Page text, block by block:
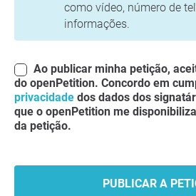
como vídeo, número de
informações.
Ao publicar minha petição,
do openPetition. Concordo em
privacidade dos dados dos
que o openPetition me
da petição.
PUBLICAR A